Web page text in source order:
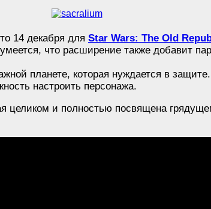
14 декабря для Star Wars: The Old
что расширение также добавит
планете, которая нуждается в
настроить персонажа.
целиком и полностью посвящена